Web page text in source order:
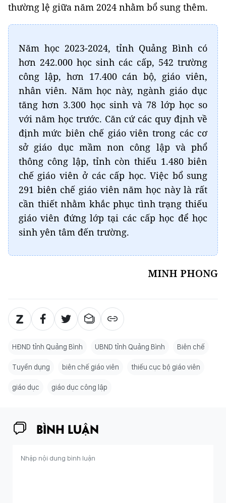
thường lệ giữa năm 2024 nhằm bổ sung thêm.
Năm học 2023-2024, tỉnh Quảng Bình có
hơn 242.000 học sinh các cấp, 542 trường
công lập, hơn 17.400 cán bộ, giáo viên,
nhân viên. Năm học này, ngành giáo dục
tăng hơn 3.300 học sinh và 78 lớp học so
với năm học trước. Căn cứ các quy định về
định mức biên chế giáo viên trong các cơ
sở giáo dục mầm non công lập và phổ
thông công lập, tỉnh còn thiếu 1.480 biên
chế giáo viên ở các cấp học. Việc bổ sung
291 biên chế giáo viên năm học này là rất
cần thiết nhằm khắc phục tình trạng thiếu
giáo viên đứng lớp tại các cấp học để học
sinh yên tâm đến trường.
MINH PHONG
HĐND tỉnh Quảng Bình UBND tỉnh Quảng Bình Biên chế
Tuyển dụng biên chế giáo viên thiếu cục bộ giáo viên
giáo dục giáo dục công lập
BÌNH LUẬN